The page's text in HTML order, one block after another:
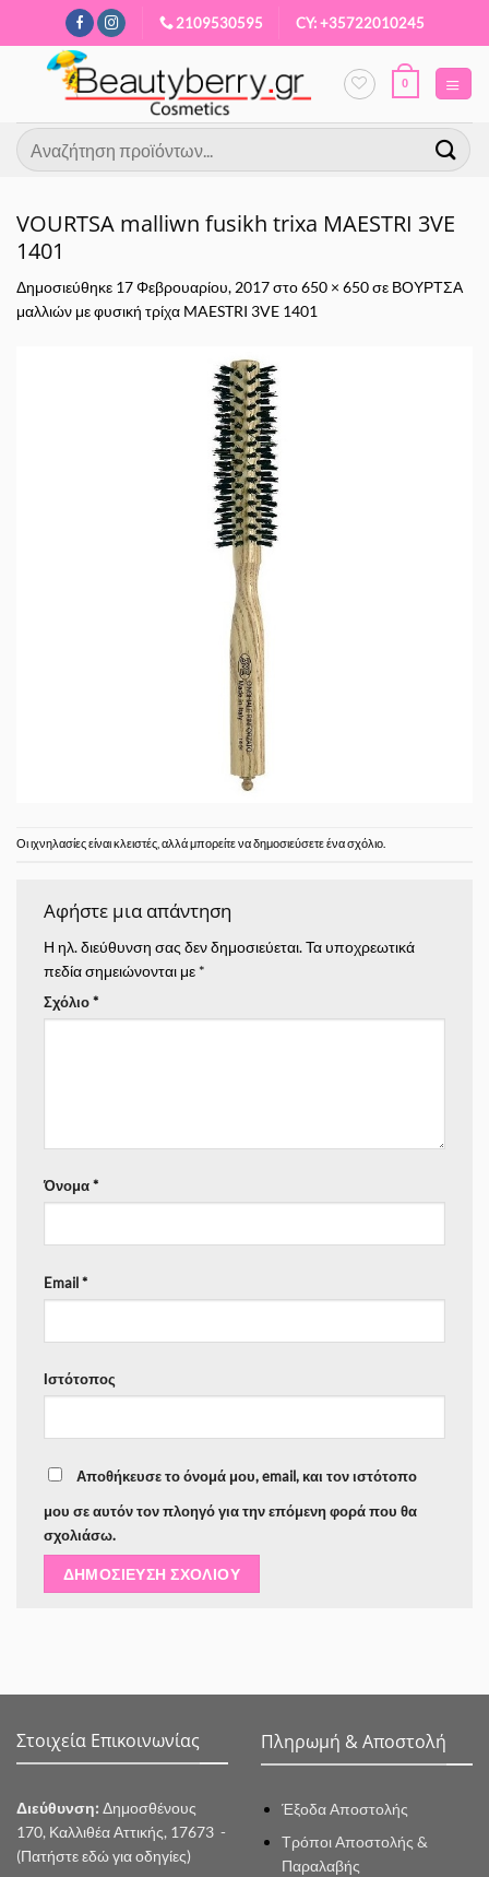
Μετάβαση
περιεχόμενο
2109530595 CY: +35722010245
0
Αναζήτηση
για:
VOURTSA malliwn fusikh trixa MAESTRI 3VE
1401
Δημοσιεύθηκε 17 Φεβρουαρίου, 2017στο650 × 650σε ΒΟΥΡΤΣΑ
μαλλιών με φυσική τρίχα MAESTRI 3VE 1401
Οι ιχνηλασίες είναι κλειστές, αλλά μπορείτε να δημοσιεύσετεένα σχόλιο
Αφήστε μια απάντηση
Η ηλ. διεύθυνση σας δεν δημοσιεύεται.Τα υποχρεωτικά
πεδία σημειώνονται με *
Σχόλιο*
Όνομα*
Email*
Ιστότοπος
Αποθήκευσε το όνομά μου, email, και τον ιστότοπο
μου σε αυτόν τον πλοηγό για την επόμενη φορά που θα
σχολιάσω.
Στοιχεία Επικοινωνίας
Διεύθυνση: Δημοσθένους
170, Καλλιθέα Αττικής, 17673 -
(Πατήστε εδώ για οδηγίες)
Πληρωμή & Αποστολή
Έξοδα Αποστολής
Τρόποι Αποστολής &
Παραλαβής